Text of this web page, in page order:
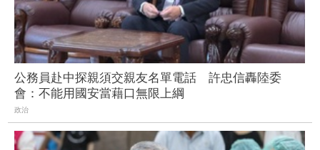
公務員赴中探親須交親友名單電話 許忠信轟陸委
會：不能用國安當藉口無限上綱
政治